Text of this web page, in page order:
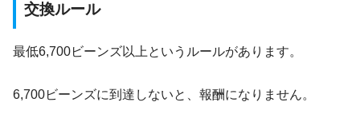
交換ルール
最低6,700ビーンズ以上というルールがあります。
6,700ビーンズに到達しないと、報酬になりません。